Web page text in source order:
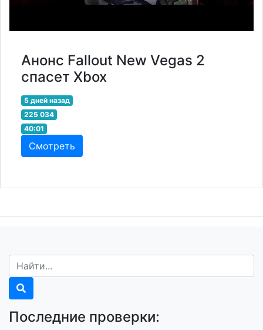
Анонс Fallout New Vegas 2
спасет Xbox
5 дней назад
225 034
40:01
Смотреть
Последние проверки: